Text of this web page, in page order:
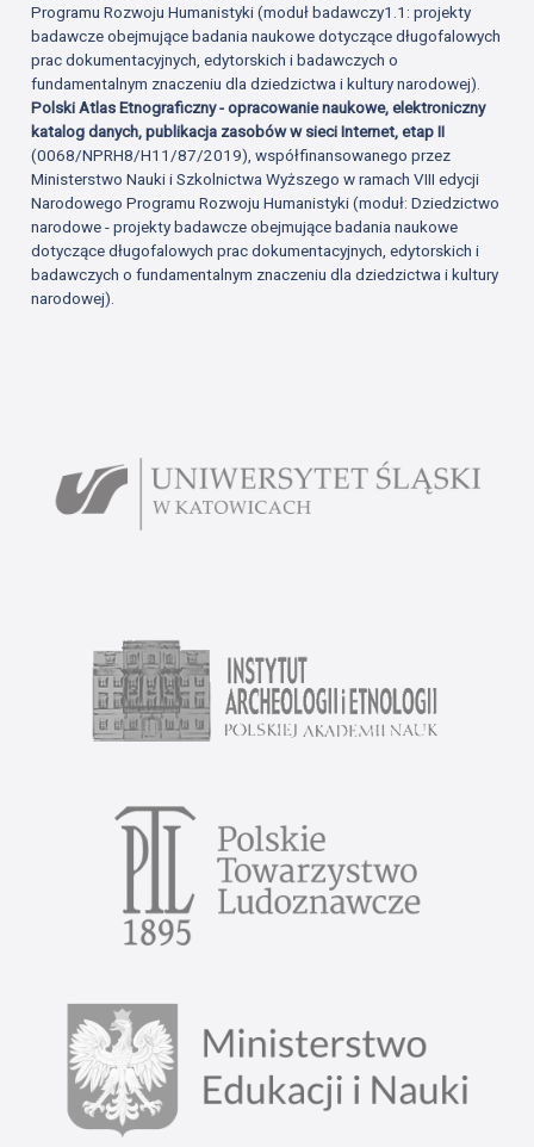
Programu Rozwoju Humanistyki (moduł badawczy1.1: projekty
badawcze obejmujące badania naukowe dotyczące długofalowych
prac dokumentacyjnych, edytorskich i badawczych o
fundamentalnym znaczeniu dla dziedzictwa i kultury narodowej).
Polski Atlas Etnograficzny - opracowanie naukowe, elektroniczny
katalog danych, publikacja zasobów w sieci Internet, etap II
(0068/NPRH8/H11/87/2019), współfinansowanego przez
Ministerstwo Nauki i Szkolnictwa Wyższego w ramach VIII edycji
Narodowego Programu Rozwoju Humanistyki (moduł: Dziedzictwo
narodowe - projekty badawcze obejmujące badania naukowe
dotyczące długofalowych prac dokumentacyjnych, edytorskich i
badawczych o fundamentalnym znaczeniu dla dziedzictwa i kultury
narodowej).